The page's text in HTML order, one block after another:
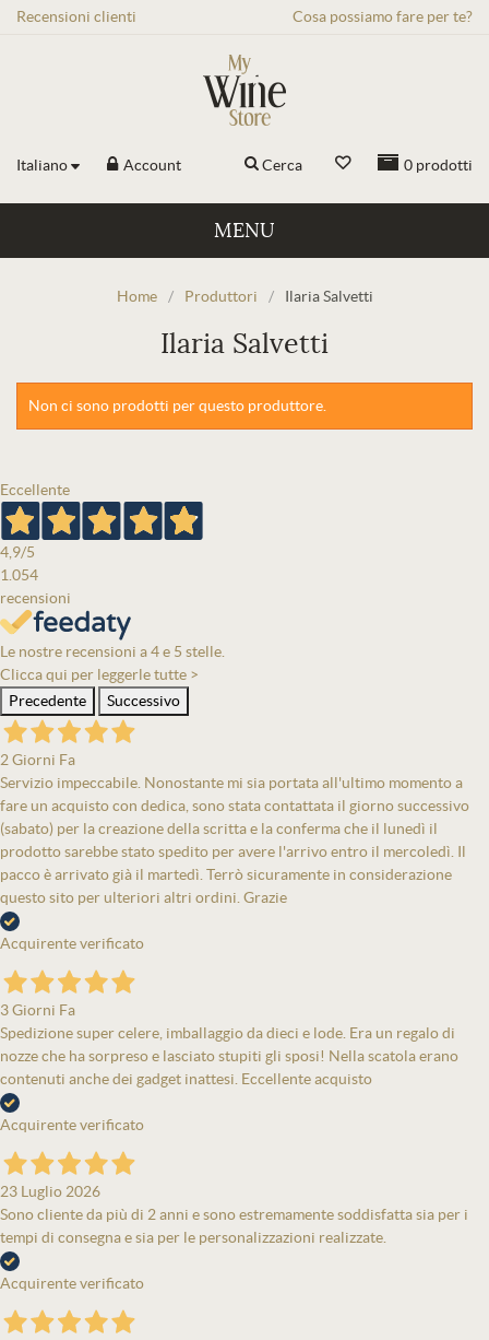
Recensioni clienti Cosa possiamo fare per te?
Italiano Account 0 prodotti
Cerca
MENU
Home / Produttori / Ilaria Salvetti
Ilaria Salvetti
Non ci sono prodotti per questo produttore.
Eccellente
4,9/5
1.054
recensioni
Le nostre recensioni a 4 e 5 stelle.
Clicca qui per leggerle tutte >
Precedente
Successivo
2 Giorni Fa
Servizio impeccabile. Nonostante mi sia portata all'ultimo momento a
fare un acquisto con dedica, sono stata contattata il giorno successivo
(sabato) per la creazione della scritta e la conferma che il lunedì il
prodotto sarebbe stato spedito per avere l'arrivo entro il mercoledì. Il
pacco è arrivato già il martedì. Terrò sicuramente in considerazione
questo sito per ulteriori altri ordini. Grazie
Acquirente verificato
3 Giorni Fa
Spedizione super celere, imballaggio da dieci e lode. Era un regalo di
nozze che ha sorpreso e lasciato stupiti gli sposi! Nella scatola erano
contenuti anche dei gadget inattesi. Eccellente acquisto
Acquirente verificato
23 Luglio 2026
Sono cliente da più di 2 anni e sono estremamente soddisfatta sia per i
tempi di consegna e sia per le personalizzazioni realizzate.
Acquirente verificato